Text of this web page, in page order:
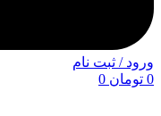
ورود / ثبت نام
0 تومان 0